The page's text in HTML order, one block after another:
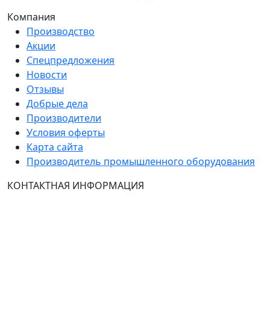
Компания
Производство
Акции
Спецпредложения
Новости
Отзывы
Добрые дела
Производители
Условия оферты
Карта сайта
Производитель промышленного оборудования
КОНТАКТНАЯ ИНФОРМАЦИЯ